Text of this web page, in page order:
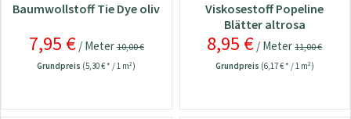
Baumwollstoff Tie Dye oliv
7,95 €/ Meter10,00 €
Grundpreis (5,30 € * / 1 m²)
Viskosestoff Popeline
Blätter altrosa
8,95 € / Meter11,00 €
Grundpreis (6,17 € * / 1 m²)